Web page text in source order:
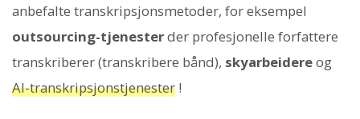
anbefalte transkripsjonsmetoder, for eksempel
outsourcing-tjenesterder profesjonelle forfattere
transkriberer (transkribere bånd), skyarbeidereog
AI-transkripsjonstjenester !